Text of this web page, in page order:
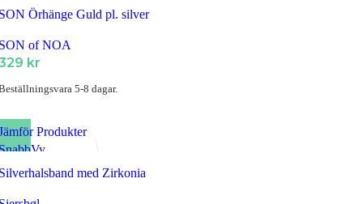
till i Favoriter
Örhänge Guld pl. silver
of NOA
kr
5-8 dagar.
Produkter
till i Favoritermed Zirkonia